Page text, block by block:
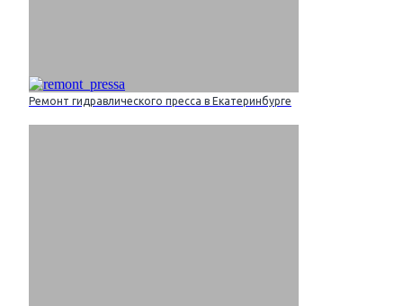
Ремонт гидравлического пресса в Екатеринбурге